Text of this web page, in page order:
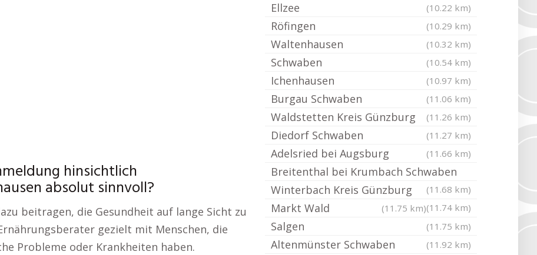
hinsichtlich
absolut sinnvoll?
beitragen, die Gesundheit auf lange Sicht zu
gezielt mit Menschen, die
Probleme oder Krankheiten haben.
Ellzee (10.22 km)
Röfingen (10.29 km)
Waltenhausen (10.32 km)
Schwaben (10.54 km)
Ichenhausen (10.97 km)
Burgau Schwaben (11.06 km)
Waldstetten Kreis Günzburg (11.26 km)
Diedorf Schwaben (11.27 km)
Adelsried bei Augsburg (11.66 km)
Breitenthal bei Krumbach Schwaben
(11.68 km)
Winterbach Kreis Günzburg
(11.74 km)
Markt Wald (11.75 km)
Salgen (11.75 km)
Altenmünster Schwaben (11.92 km)